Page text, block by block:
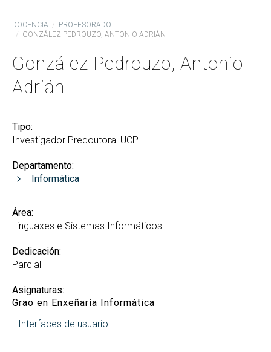
DOCENCIA
PROFESORADO
GONZÁLEZ PEDROUZO, ANTONIO ADRIÁN
González Pedrouzo, Antonio
Adrián
Tipo:
Investigador Predoutoral UCPI
Departamento:
Informática
Área:
Linguaxes e Sistemas Informáticos
Dedicación:
Parcial
Asignaturas:
Grao en Enxeñaría Informática
Interfaces de usuario